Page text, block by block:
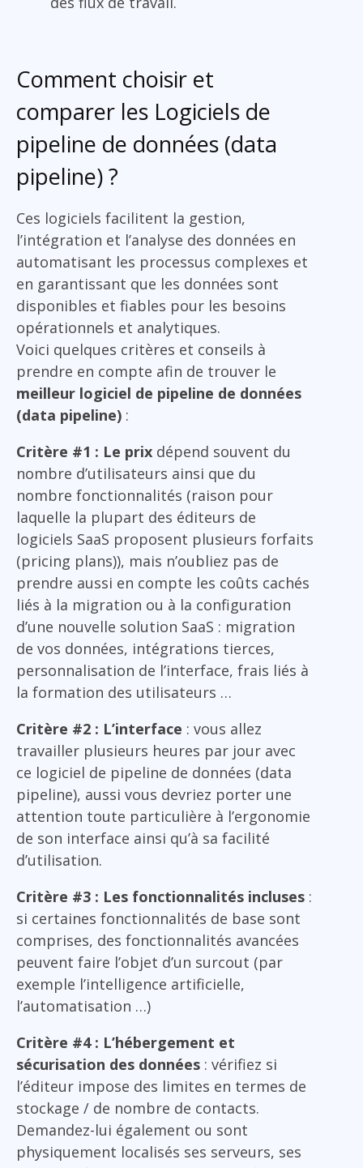
Comment choisir et
comparer les Logiciels de
pipeline de données (data
pipeline) ?
Ces logiciels facilitent la gestion,
l’intégration et l’analyse des données en
automatisant les processus complexes et
en garantissant que les données sont
disponibles et fiables pour les besoins
opérationnels et analytiques.
Voici quelques critères et conseils à
prendre en compte afin de trouver le
meilleur logiciel de pipeline de données
(data pipeline) :
Critère #1 : Le prix dépend souvent du
nombre d’utilisateurs ainsi que du
nombre fonctionnalités (raison pour
laquelle la plupart des éditeurs de
logiciels SaaS proposent plusieurs forfaits
(pricing plans)), mais n’oubliez pas de
prendre aussi en compte les coûts cachés
liés à la migration ou à la configuration
d’une nouvelle solution SaaS : migration
de vos données, intégrations tierces,
personnalisation de l’interface, frais liés à
la formation des utilisateurs …
Critère #2 : L’interface : vous allez
travailler plusieurs heures par jour avec
ce logiciel de pipeline de données (data
pipeline), aussi vous devriez porter une
attention toute particulière à l’ergonomie
de son interface ainsi qu’à sa facilité
d’utilisation.
Critère #3 : Les fonctionnalités incluses :
si certaines fonctionnalités de base sont
comprises, des fonctionnalités avancées
peuvent faire l’objet d’un surcout (par
exemple l’intelligence artificielle,
l’automatisation …)
Critère #4 : L’hébergement et
sécurisation des données : vérifiez si
l’éditeur impose des limites en termes de
stockage / de nombre de contacts.
Demandez-lui également ou sont
physiquement localisés ses serveurs, ses